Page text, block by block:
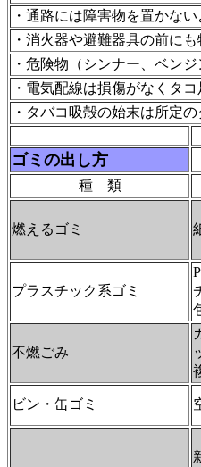
・通路には障害物を置かな
・消火器や避難器具の前に
・危険物（シンナー、ベン
・電気配線は損傷がなくタ
・タバコ吸殻の始末は所定
ゴミの出し方
種 類
燃えるゴミ
プラスチック系ゴミ
不燃ごみ
ビン・缶ゴミ